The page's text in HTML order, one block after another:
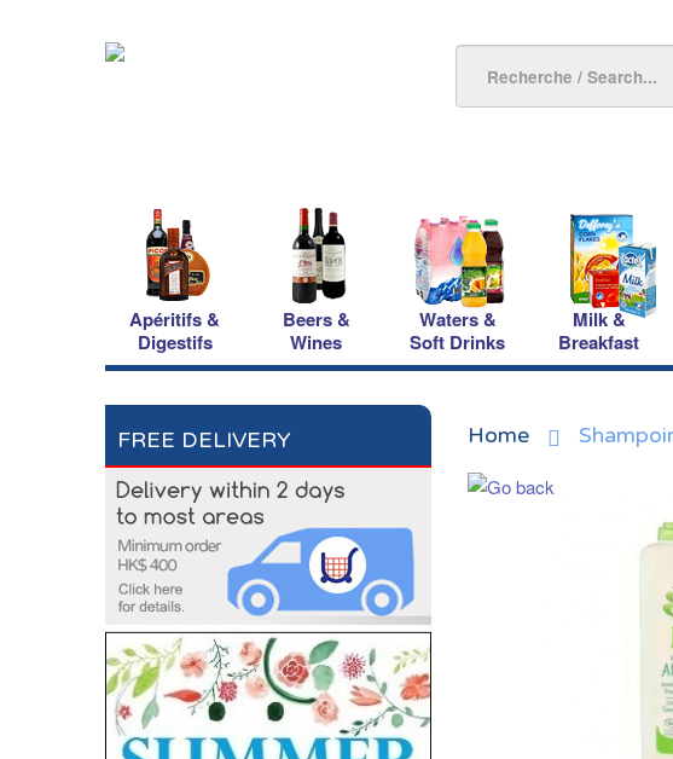
Apéritifs &
Digestifs
Beers &
Wines
Waters &
Soft Drinks
Milk &
Breakfast
FREE DELIVERY Home